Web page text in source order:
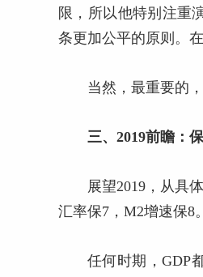
限，所以他特别注重
条更加公平的原则。
当然，最重要的
三、2019前瞻：
展望2019，从具
汇率保7，M2增速保8。
任何时期，GDP